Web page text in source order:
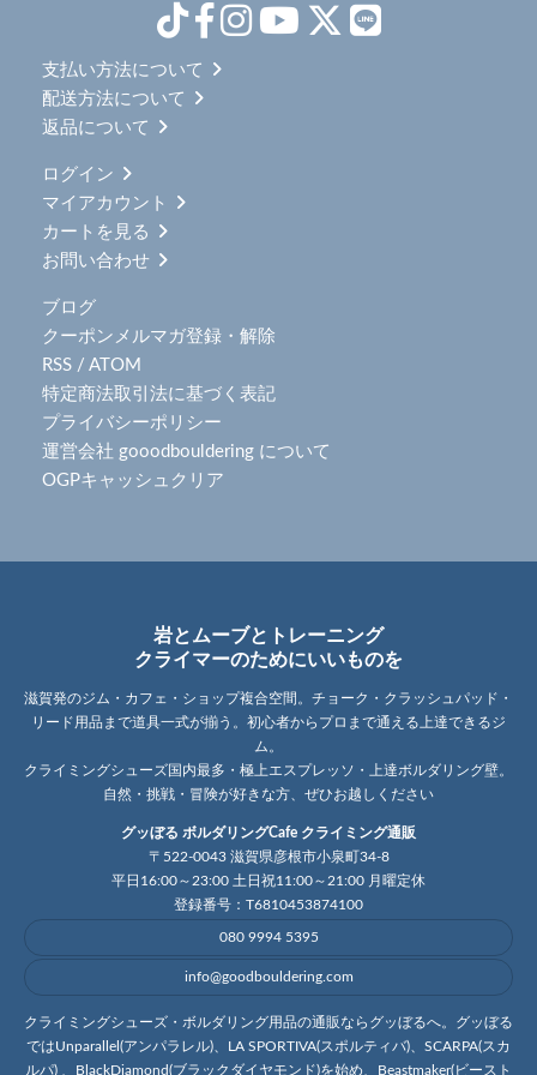
支払い方法について
配送方法について
返品について
ログイン
マイアカウント
カートを見る
お問い合わせ
ブログ
クーポンメルマガ登録・解除
RSS / ATOM
特定商法取引法に基づく表記
プライバシーポリシー
運営会社 gooodbouldering について
OGPキャッシュクリア
岩とムーブとトレーニング
クライマーのためにいいものを
滋賀発のジム・カフェ・ショップ複合空間。チョーク・クラッシュパッド・
リード用品まで道具一式が揃う。初心者からプロまで通える上達できるジ
ム。
クライミングシューズ国内最多・極上エスプレッソ・上達ボルダリング壁。
自然・挑戦・冒険が好きな方、ぜひお越しください
グッぼる ボルダリングCafe クライミング通販
〒522-0043 滋賀県彦根市小泉町34-8
平日16:00～23:00 土日祝11:00～21:00 月曜定休
登録番号：T6810453874100
080 9994 5395
info@goodbouldering.com
クライミングシューズ・ボルダリング用品の通販ならグッぼるへ。グッぼる
ではUnparallel(アンパラレル)、LA SPORTIVA(スポルティバ)、SCARPA(スカ
ルパ) 、BlackDiamond(ブラックダイヤモンド)を始め、Beastmaker(ビースト